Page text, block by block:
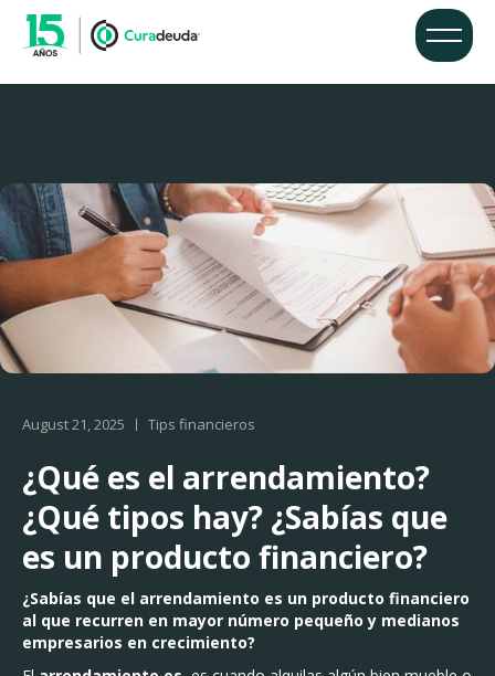
August 21, 2025 Tips financieros
¿Qué es el arrendamiento?
¿Qué tipos hay? ¿Sabías que
es un producto financiero?
¿Sabías que el arrendamiento es un producto financiero
al que recurren en mayor número pequeño y medianos
empresarios en crecimiento?